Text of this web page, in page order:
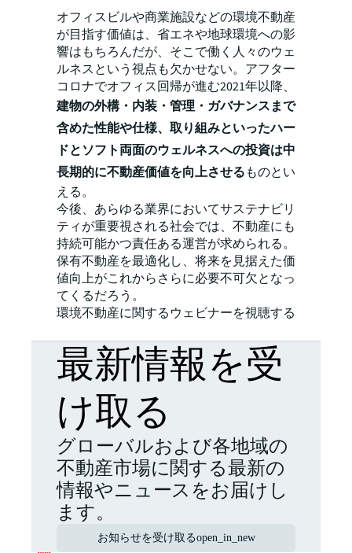
オフィスビルや商業施設などの環境不動産
が目指す価値は、省エネや地球環境への影
響はもちろんだが、そこで働く人々のウェ
ルネスという視点も欠かせない。アフター
コロナでオフィス回帰が進む2021年以降、
建物の外構・内装・管理・ガバナンスまで
含めた性能や仕様、取り組みといったハー
ドとソフト両面のウェルネスへの投資は中
長期的に不動産価値を向上させるものとい
える。
今後、あらゆる業界においてサステナビリ
ティが重要視される社会では、不動産にも
持続可能かつ責任ある運営が求められる。
保有不動産を最適化し、将来を見据えた価
値向上がこれからさらに必要不可欠となっ
てくるだろう。
環境不動産に関するウェビナーを視聴する
最新情報を受
け取る
グローバルおよび各地域の
不動産市場に関する最新の
情報やニュースをお届けし
ます。
お知らせを受け取るopen_in_new